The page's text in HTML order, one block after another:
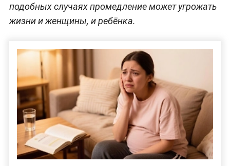
подобных случаях промедление может угрожать
жизни и женщины, и ребёнка.